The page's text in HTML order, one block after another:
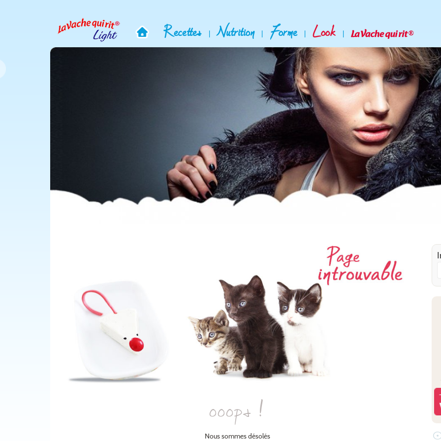
Recettes | Nutrition | Forme | Look |
ooops !
Nous sommes désolés